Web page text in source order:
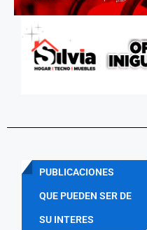
PUBLICACIONES
QUE PUEDEN SER DE
SU INTERES